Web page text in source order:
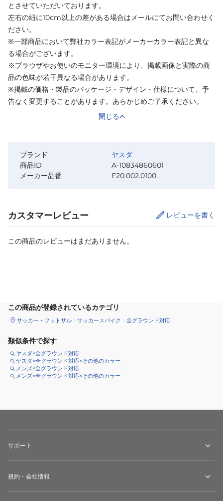
とさせていただいております。
左右の紐に10cm以上の差がある場合はメールにてお問い合わせく
ださい。
※一部商品において弊社カラー表記がメーカーカラー表記と異な
る場合がございます。
※ブラウザやお使いのモニター環境により、掲載画像と実際の商
品の色味が若干異なる場合があります。
※掲載の価格・製品のパッケージ・デザイン・仕様について、予
告なく変更することがあります。あらかじめご了承ください。
閉じる
ブランド
ヤスダ
商品ID
A-10834860601
メーカー品番
F20.002.0100
カスタマーレビュー レビューを書く
この商品のレビューはまだありません。
この商品が登録されているカテゴリ
サッカー・フットサル サッカースパイク 全グラウンド対応
類似条件で探す
ヤスダ×全グラウンド対応
ヤスダ×全グラウンド対応×その他のカラー
メンズ×全グラウンド対応
メンズ×全グラウンド対応×その他のカラー
サポート
規約・会社情報